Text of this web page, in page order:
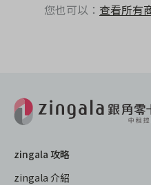
您也可以： 查看所有
zingala 攻略
zingala 介紹